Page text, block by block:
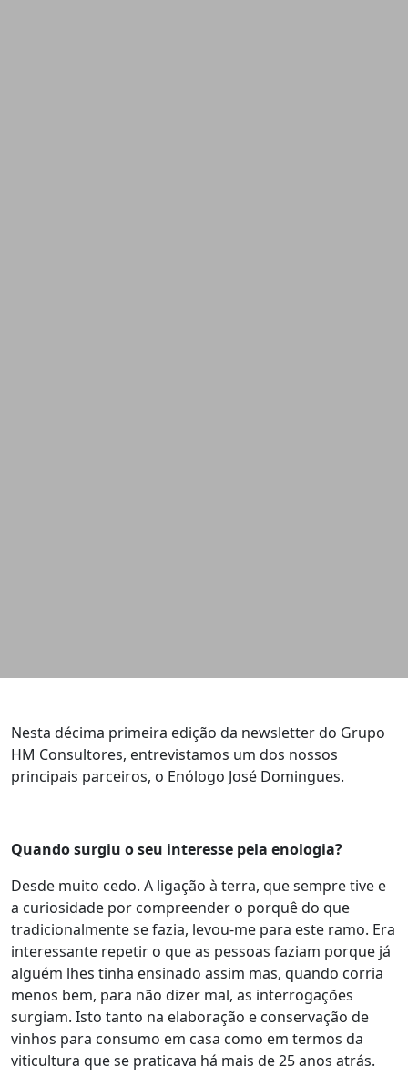
Nesta décima primeira edição da newsletter do Grupo
HM Consultores, entrevistamos um dos nossos
principais parceiros, o Enólogo José Domingues.
Quando surgiu o seu interesse pela enologia?
Desde muito cedo. A ligação à terra, que sempre tive e
a curiosidade por compreender o porquê do que
tradicionalmente se fazia, levou-me para este ramo. Era
interessante repetir o que as pessoas faziam porque já
alguém lhes tinha ensinado assim mas, quando corria
menos bem, para não dizer mal, as interrogações
surgiam. Isto tanto na elaboração e conservação de
vinhos para consumo em casa como em termos da
viticultura que se praticava há mais de 25 anos atrás.